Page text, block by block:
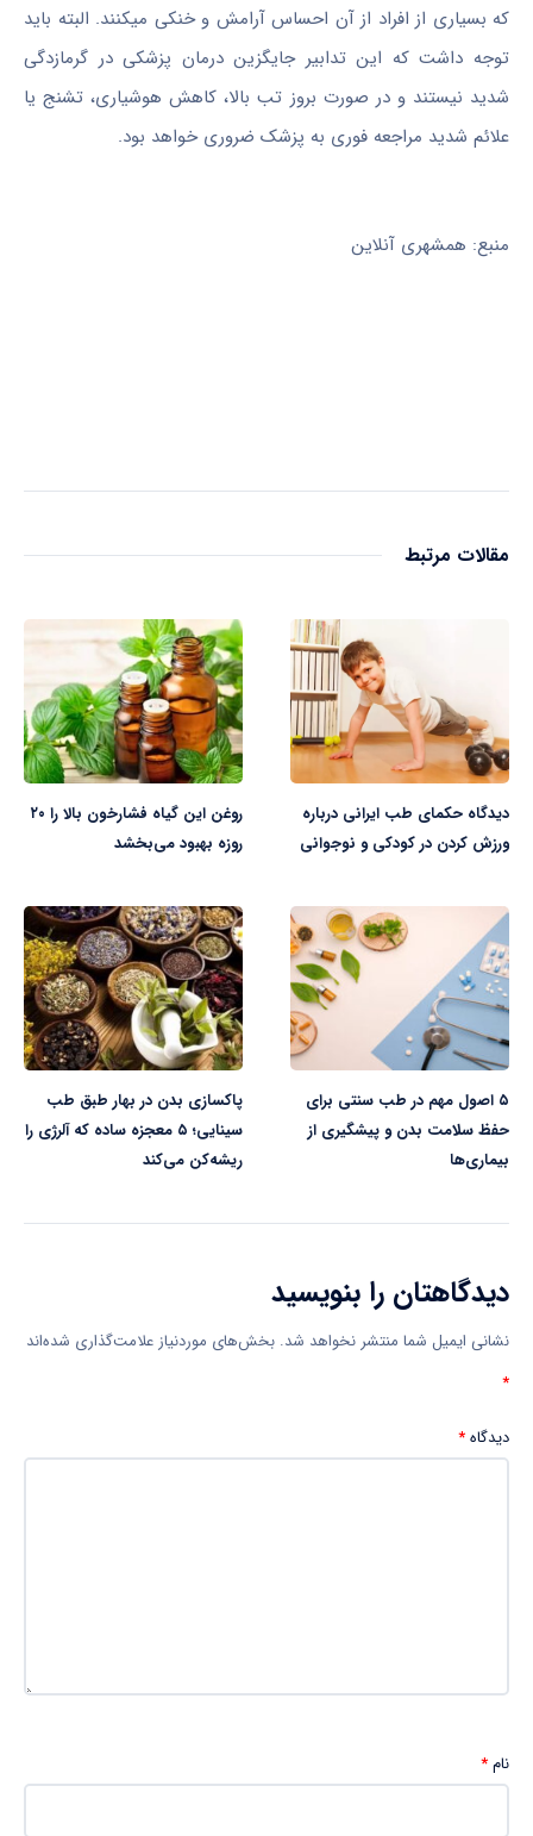
که بسیاری از افراد از آن احساس آرامش و خنکی می‎کنند. البته باید
توجه داشت که این تدابیر جایگزین درمان پزشکی در گرمازدگی
شدید نیستند و در صورت بروز تب بالا، کاهش هوشیاری، تشنج یا
علائم شدید مراجعه فوری به پزشک ضروری خواهد بود.
منبع: همشهری آنلاین
مقالات مرتبط
دیدگاه حکمای طب ایرانی درباره
ورزش کردن در کودکی و نوجوانی
روغن این گیاه فشارخون بالا را ۲۰
روزه بهبود می‌بخشد
۵ اصول مهم در طب سنتی برای
حفظ سلامت بدن و پیشگیری از
بیماری‌ها
پاکسازی بدن در بهار طبق طب
سینایی؛ ۵ معجزه ساده که آلرژی را
ریشه‌کن می‌کند
دیدگاهتان را بنویسید
نشانی ایمیل شما منتشر نخواهد شد. بخش‌های موردنیاز علامت‌گذاری شده‌اند
*
دیدگاه*
نام*